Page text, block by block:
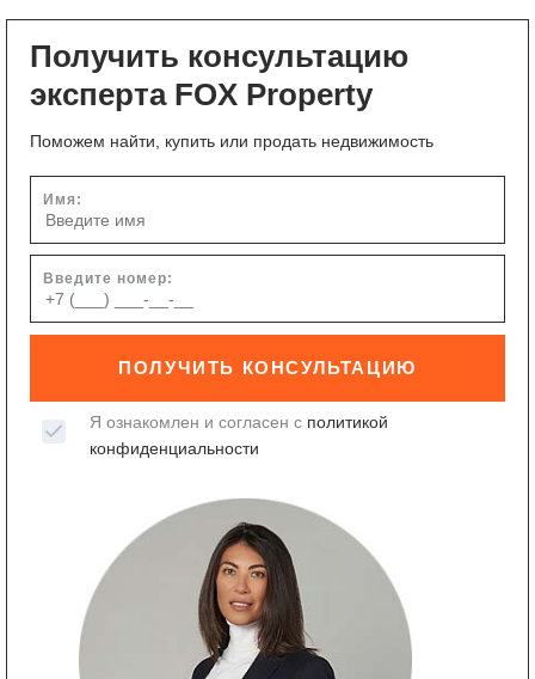
Получить консультацию
эксперта FOX Property
Поможем найти, купить или продать недвижимость
Имя:
Введите номер:
ПОЛУЧИТЬ КОНСУЛЬТАЦИЮ
Я ознакомлен и согласен с политикой
конфиденциальности